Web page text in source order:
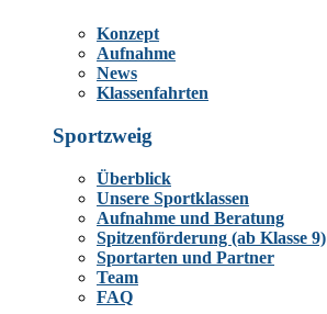
Konzept
Aufnahme
News
Klassenfahrten
Sportzweig
Überblick
Unsere Sportklassen
Aufnahme und Beratung
Spitzenförderung (ab Klasse 9)
Sportarten und Partner
Team
FAQ